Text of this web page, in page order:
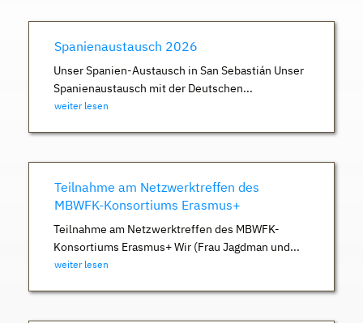
Spanienaustausch 2026
Unser Spanien-Austausch in San Sebastián Unser
Spanienaustausch mit der Deutschen...
weiter lesen
Teilnahme am Netzwerktreffen des
MBWFK-Konsortiums Erasmus+
Teilnahme am Netzwerktreffen des MBWFK-
Konsortiums Erasmus+ Wir (Frau Jagdman und...
weiter lesen